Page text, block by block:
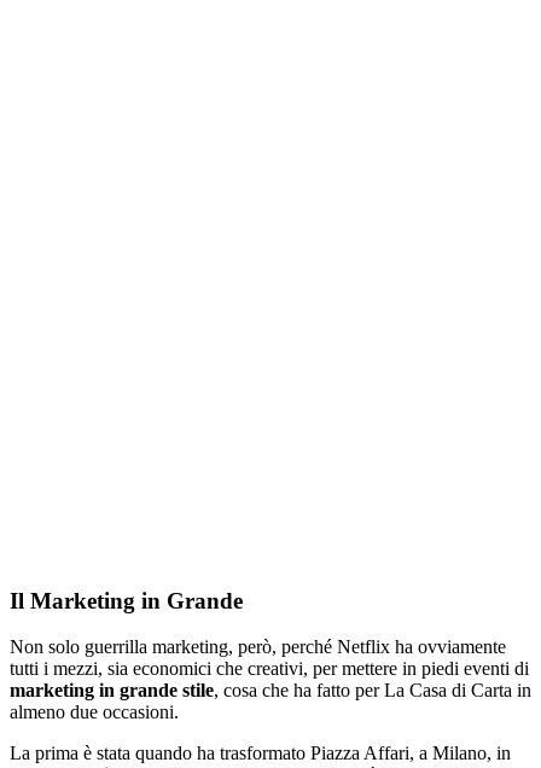
Il Marketing in Grande
Non solo guerrilla marketing, però, perché Netflix ha ovviamente
tutti i mezzi, sia economici che creativi, per mettere in piedi eventi di
marketing in grande stile, cosa che ha fatto per La Casa di Carta in
almeno due occasioni.
La prima è stata quando ha trasformato Piazza Affari, a Milano, in